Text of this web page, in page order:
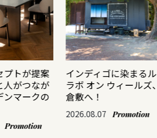
プトが提案
人がつなが
ンマークの
Promotion
インディゴに染まるル
ラボ オン ウィールズ、
倉敷へ！
2026.08.07 Promotion